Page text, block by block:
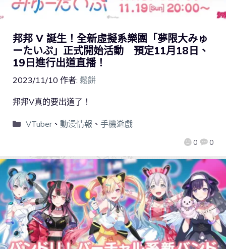
邦邦 V 誕生！全新虛擬系樂團「夢限大みゅ
ーたいぷ」正式開始活動 預定11月18日、
19日進行出道直播！
2023/11/10 作者: 鬆餅
0 0
邦邦V真的要出道了！
VTuber、 動漫情報 、 手機遊戲